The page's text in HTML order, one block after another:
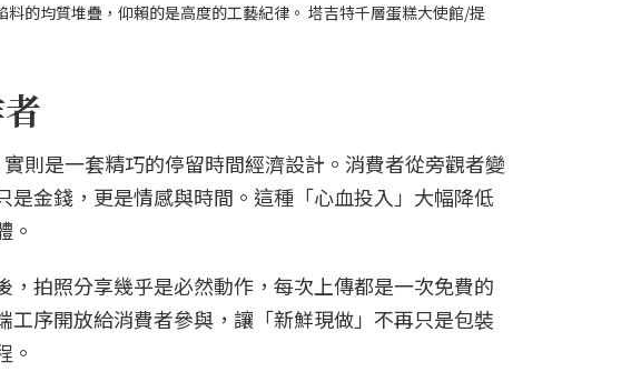
的均質堆疊，仰賴的是高度的工藝紀律。 塔吉特千層蛋糕大使館/提
則是一套精巧的停留時間經濟設計。消費者從旁觀者變
金錢，更是情感與時間。這種「心血投入」大幅降低
。
拍照分享幾乎是必然動作，每次上傳都是一次免費的
序開放給消費者參與，讓「新鮮現做」不再只是包裝
。